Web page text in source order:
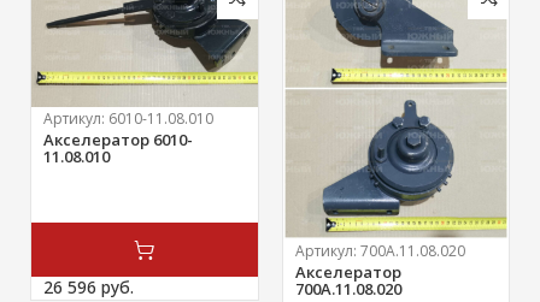
Артикул: 6010-11.08.010
Акселератор 6010-
11.08.010
26 596 руб.
Артикул: 700А.11.08.020
Акселератор
700А.11.08.020